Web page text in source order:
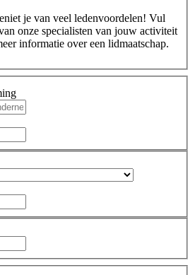
je van veel ledenvoordelen! Vul
onze specialisten van jouw activiteit
informatie over een lidmaatschap.